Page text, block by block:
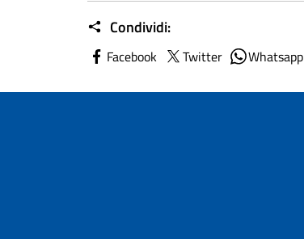
Condividi:
Facebook Twitter Whatsapp